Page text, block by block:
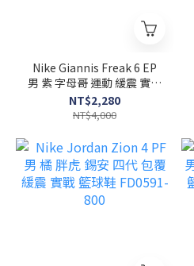
Nike Giannis Freak 6 EP
男 紫 字母哥 運動 緩震 實戰
包覆 籃球鞋 FJ7807-500
NT$2,280
NT$4,000